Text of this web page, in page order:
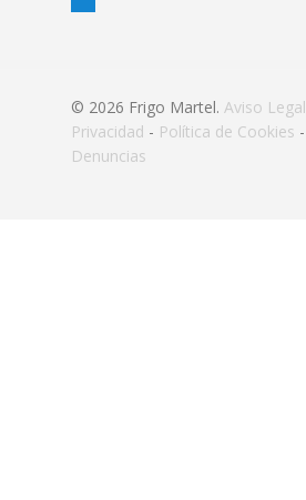
© 2026 Frigo Martel. Aviso Legal
Privacidad - Política de Cookies -
Denuncias